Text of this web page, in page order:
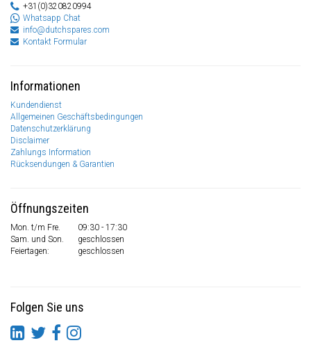
+31(0)320820994
Whatsapp Chat
info@dutchspares.com
Kontakt Formular
Informationen
Kundendienst
Allgemeinen Geschäftsbedingungen
Datenschutzerklärung
Disclaimer
Zahlungs Information
Rücksendungen & Garantien
Öffnungszeiten
Mon. t/m Fre.
09:30 - 17:30
Sam. und Son.
geschlossen
Feiertagen:
geschlossen
Folgen Sie uns